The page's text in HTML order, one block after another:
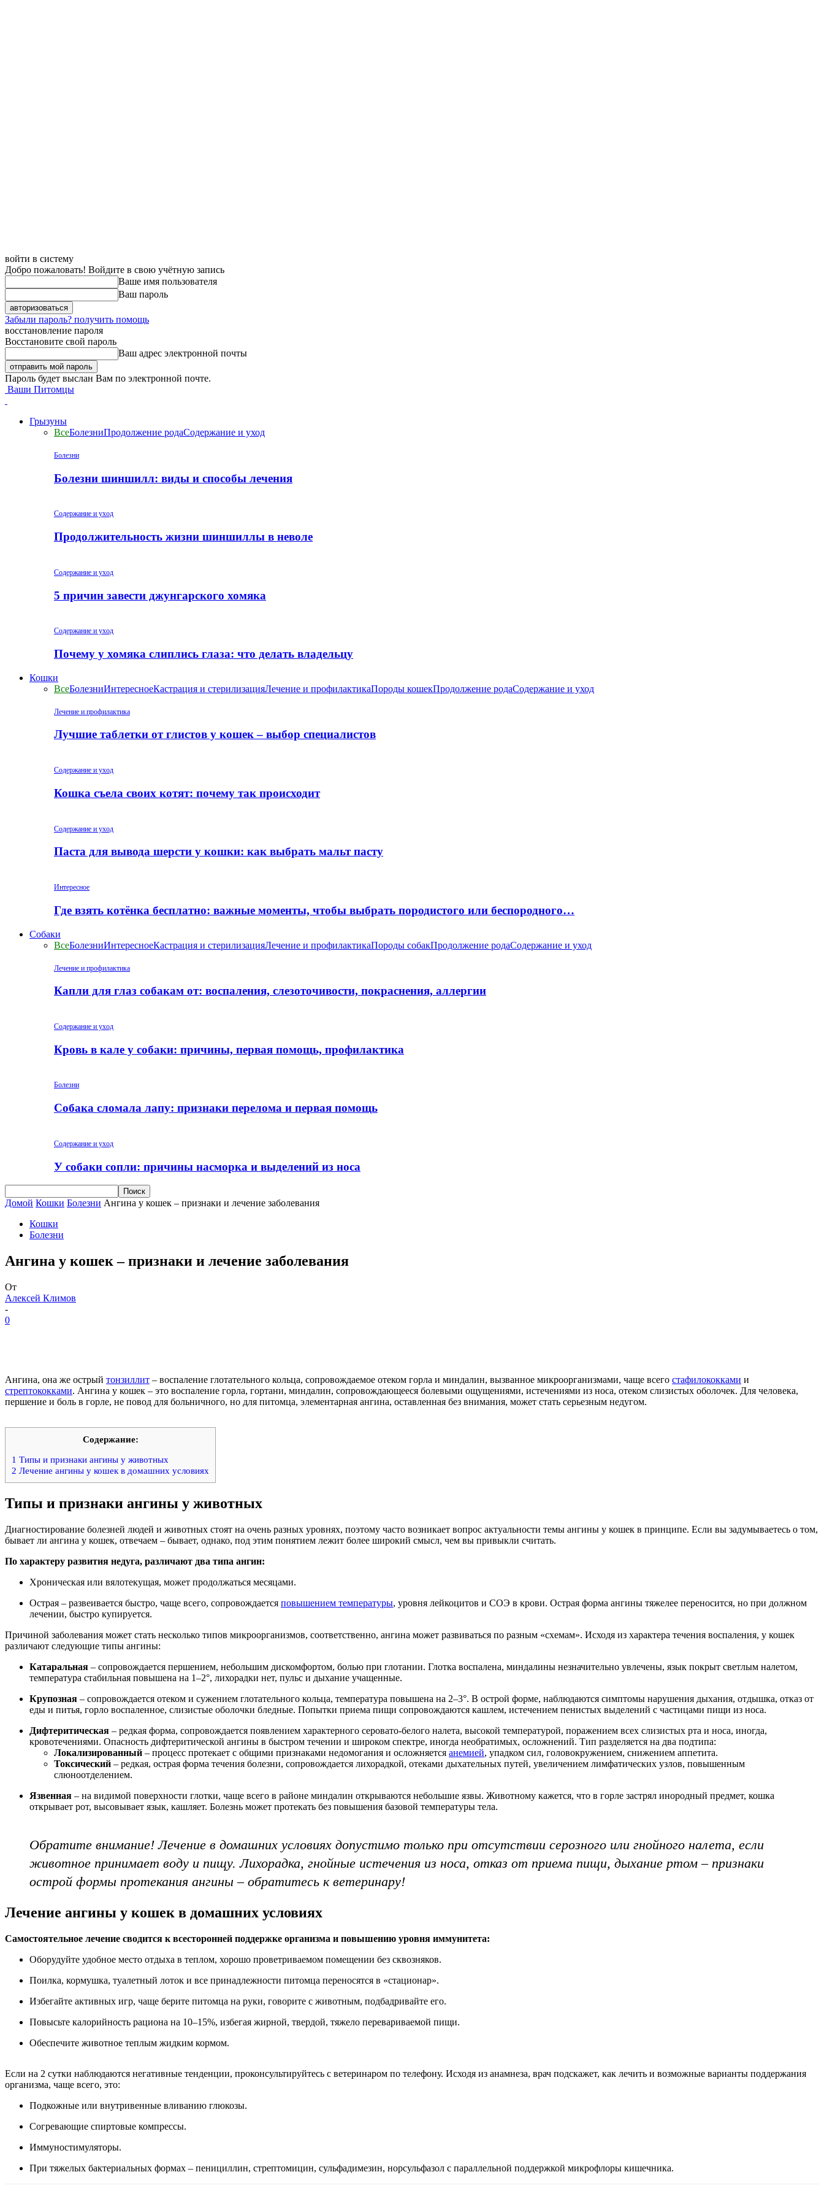
войти в систему
Добро пожаловать! Войдите в свою учётную запись
Ваше имя пользователя
Ваш пароль
Забыли пароль? получить помощь
восстановление пароля
Восстановите свой пароль
Ваш адрес электронной почты
Пароль будет выслан Вам по электронной почте.
Ваши Питомцы
Грызуны
ВсеБолезниПродолжение родаСодержание и уход
Болезни
Болезни шиншилл: виды и способы лечения
Содержание и уход
Продолжительность жизни шиншиллы в неволе
Содержание и уход
5 причин завести джунгарского хомяка
Содержание и уход
Почему у хомяка слиплись глаза: что делать владельцу
Кошки
ВсеБолезниИнтересноеКастрация и стерилизацияЛечение и профилактикаПороды кошекПродолжение родаСодержание и уход
Лечение и профилактика
Лучшие таблетки от глистов у кошек – выбор специалистов
Содержание и уход
Кошка съела своих котят: почему так происходит
Содержание и уход
Паста для вывода шерсти у кошки: как выбрать мальт пасту
Интересное
Где взять котёнка бесплатно: важные моменты, чтобы выбрать породистого или беспородного…
Собаки
ВсеБолезниИнтересноеКастрация и стерилизацияЛечение и профилактикаПороды собакПродолжение родаСодержание и уход
Лечение и профилактика
Капли для глаз собакам от: воспаления, слезоточивости, покраснения, аллергии
Содержание и уход
Кровь в кале у собаки: причины, первая помощь, профилактика
Болезни
Собака сломала лапу: признаки перелома и первая помощь
Содержание и уход
У собаки сопли: причины насморка и выделений из носа
Домой Кошки Болезни Ангина у кошек – признаки и лечение заболевания
Кошки
Болезни
Ангина у кошек – признаки и лечение заболевания
От
Алексей Климов
-
0
Ангина, она же острый тонзиллит – воспаление глотательного кольца, сопровождаемое отеком горла и миндалин, вызванное микроорганизмами, чаще всего стафилококками и
стрептококками. Ангина у кошек – это воспаление горла, гортани, миндалин, сопровождающееся болевыми ощущениями, истечениями из носа, отеком слизистых оболочек. Для человека,
першение и боль в горле, не повод для больничного, но для питомца, элементарная ангина, оставленная без внимания, может стать серьезным недугом.
Содержание:
1 Типы и признаки ангины у животных
2 Лечение ангины у кошек в домашних условиях
Типы и признаки ангины у животных
Диагностирование болезней людей и животных стоят на очень разных уровнях, поэтому часто возникает вопрос актуальности темы ангины у кошек в принципе. Если вы задумываетесь о том,
бывает ли ангина у кошек, отвечаем – бывает, однако, под этим понятием лежит более широкий смысл, чем вы привыкли считать.
По характеру развития недуга, различают два типа ангин:
Хроническая или вялотекущая, может продолжаться месяцами.
Острая – развеивается быстро, чаще всего, сопровождается повышением температуры, уровня лейкоцитов и СОЭ в крови. Острая форма ангины тяжелее переносится, но при должном
лечении, быстро купируется.
Причиной заболевания может стать несколько типов микроорганизмов, соответственно, ангина может развиваться по разным «схемам». Исходя из характера течения воспаления, у кошек
различают следующие типы ангины:
Катаральная – сопровождается першением, небольшим дискомфортом, болью при глотании. Глотка воспалена, миндалины незначительно увлечены, язык покрыт светлым налетом,
температура стабильная повышена на 1–2°, лихорадки нет, пульс и дыхание учащенные.
Крупозная – сопровождается отеком и сужением глотательного кольца, температура повышена на 2–3°. В острой форме, наблюдаются симптомы нарушения дыхания, отдышка, отказ от
еды и питья, горло воспаленное, слизистые оболочки бледные. Попытки приема пищи сопровождаются кашлем, истечением пенистых выделений с частицами пищи из носа.
Дифтеритическая – редкая форма, сопровождается появлением характерного серовато-белого налета, высокой температурой, поражением всех слизистых рта и носа, иногда,
кровотечениями. Опасность дифтеритической ангины в быстром течении и широком спектре, иногда необратимых, осложнений. Тип разделяется на два подтипа:
Локализированный – процесс протекает с общими признаками недомогания и осложняется анемией, упадком сил, головокружением, снижением аппетита.
Токсический – редкая, острая форма течения болезни, сопровождается лихорадкой, отеками дыхательных путей, увеличением лимфатических узлов, повышенным
слюноотделением.
Язвенная – на видимой поверхности глотки, чаще всего в районе миндалин открываются небольшие язвы. Животному кажется, что в горле застрял инородный предмет, кошка
открывает рот, высовывает язык, кашляет. Болезнь может протекать без повышения базовой температуры тела.
Обратите внимание! Лечение в домашних условиях допустимо только при отсутствии серозного или гнойного налета, если
животное принимает воду и пищу. Лихорадка, гнойные истечения из носа, отказ от приема пищи, дыхание ртом – признаки
острой формы протекания ангины – обратитесь к ветеринару!
Лечение ангины у кошек в домашних условиях
Самостоятельное лечение сводится к всесторонней поддержке организма и повышению уровня иммунитета:
Оборудуйте удобное место отдыха в теплом, хорошо проветриваемом помещении без сквозняков.
Поилка, кормушка, туалетный лоток и все принадлежности питомца переносятся в «стационар».
Избегайте активных игр, чаще берите питомца на руки, говорите с животным, подбадривайте его.
Повысьте калорийность рациона на 10–15%, избегая жирной, твердой, тяжело перевариваемой пищи.
Обеспечите животное теплым жидким кормом.
Если на 2 сутки наблюдаются негативные тенденции, проконсультируйтесь с ветеринаром по телефону. Исходя из анамнеза, врач подскажет, как лечить и возможные варианты поддержания
организма, чаще всего, это:
Подкожные или внутривенные вливанию глюкозы.
Согревающие спиртовые компрессы.
Иммуностимуляторы.
При тяжелых бактериальных формах – пенициллин, стрептомицин, сульфадимезин, норсульфазол с параллельной поддержкой микрофлоры кишечника.